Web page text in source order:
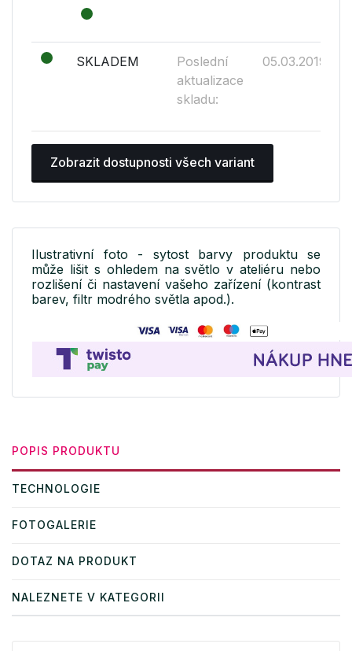
SKLADEM
Poslední
aktualizace
skladu:
05.03.2019
Zobrazit dostupnosti všech variant
Ilustrativní foto - sytost barvy produktu se
může lišit s ohledem na světlo v ateliéru nebo
rozlišení či nastavení vašeho zařízení (kontrast
barev, filtr modrého světla apod.).
POPIS PRODUKTU
TECHNOLOGIE
FOTOGALERIE
DOTAZ NA PRODUKT
NALEZNETE V KATEGORII